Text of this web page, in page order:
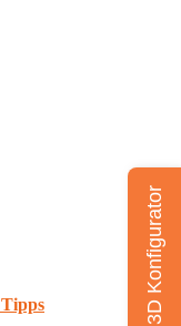
3D Konfigurator